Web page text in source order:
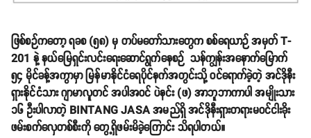
ဖြစ်စဉ်ကတော့ ရခစ (၅၈) မှ တပ်မတော်သားတွေက စစ်ရေယာဉ် အမှတ် T-
201 နဲ့ နယ်မြေရှင်းလင်းရေးဆောင်ရွက်နေစဉ် သန်ကျွန်းအနောက်မြောက်
၅၄ မိုင်ခန့်အကွာမှာ မြန်မာနိုင်ငံရေပိုင်နက်အတွင်းသို့ ဝင်ရောက်ခဲ့တဲ့ အင်ဒိုနီး
ရှားနိုင်ငံသား ဂျာမာလူတင် အပါအဝင် ပဲနင်း (ဖ) အာဘူဘာကာပါ အမျိုးသား
၁၆ ဦးပါလာတဲ့ BINTANG JASA အမည်ရှိ အင်ဒိုနီးရှားတရားမဝင်ငါးခိုး
ဖမ်းစက်လှေတစ်စီးကို တွေ့ရှိဖမ်းမိခဲ့ကြောင်း သိရပါတယ်။